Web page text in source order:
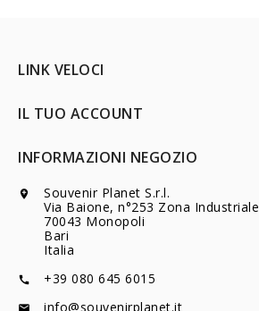
LINK VELOCI
IL TUO ACCOUNT
INFORMAZIONI NEGOZIO

Souvenir Planet S.r.l.
Via Baione, n°253 Zona Industriale
70043 Monopoli
Bari
Italia
 +39 080 645 6015
 info@souvenirplanet.it